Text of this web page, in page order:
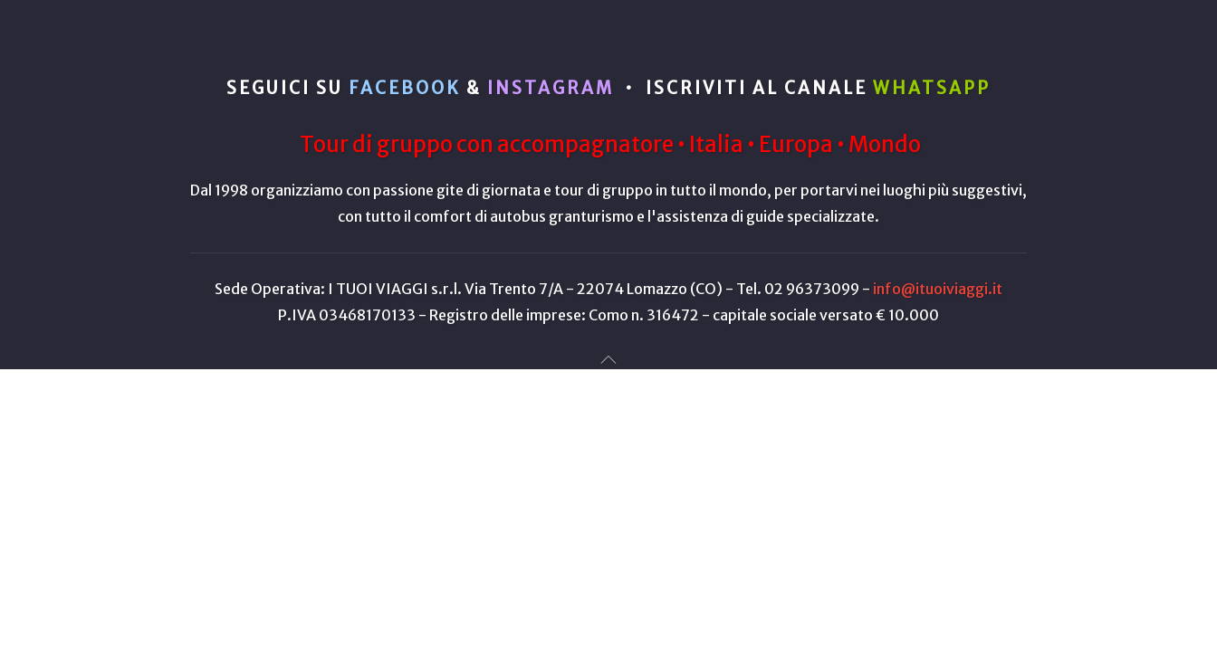
SEGUICI SU FACEBOOK & INSTAGRAM • ISCRIVITI AL CANALE WHATSAPP
Tour di gruppo con accompagnatore • Italia • Europa • Mondo
Dal 1998 organizziamo con passione gite di giornata e tour di gruppo in tutto il mondo, per portarvi nei luoghi più suggestivi,
con tutto il comfort di autobus granturismo e l'assistenza di guide specializzate.
Sede Operativa: I TUOI VIAGGI s.r.l. Via Trento 7/A - 22074 Lomazzo (CO) - Tel. 02 96373099 - info@ituoiviaggi.it
P.IVA 03468170133 - Registro delle imprese: Como n. 316472 - capitale sociale versato € 10.000